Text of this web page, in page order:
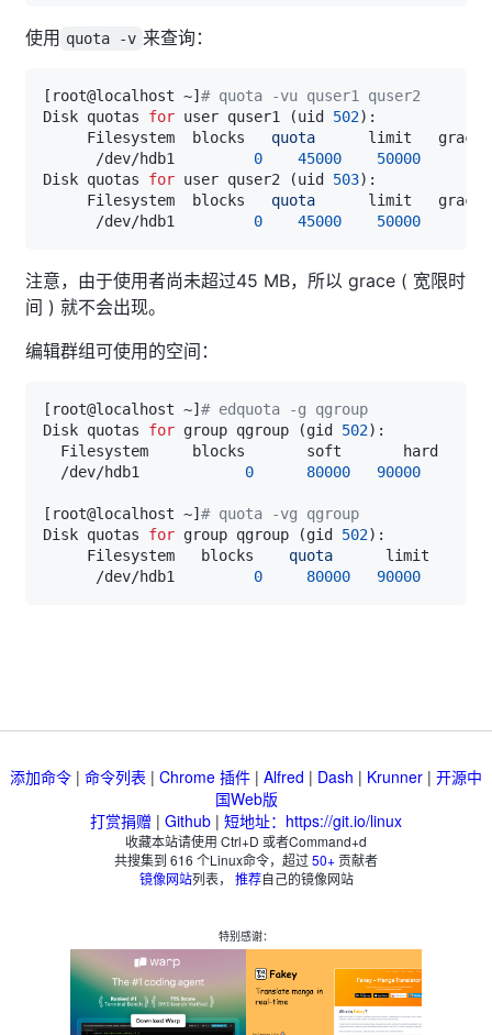
使用 quota -v 来查询：
[ root@localhost ~] # quota -vu quser1 quser2
Disk quotas for user quser1 (uid 502)
     Filesystem  blocks
quota
limit
      /dev/hdb1
0 45000
50000
Disk quotas for user quser2 (uid 503)
     Filesystem  blocks
quota
limit
      /dev/hdb1
0 45000 50000
注意，由于使用者尚未超过45 MB，所以 grace ( 宽限时
间 ) 就不会出现。
编辑群组可使用的空间：
[ root@localhost ~] # edquota -g qgroup
Disk quotas for group qgroup (gid 502)
  /dev/hdb1
0 80000 90000
[ root@localhost ~] # quota -vg qgroup
Disk quotas for group qgroup (gid 502)
     Filesystem   blocks
quota
limit
      /dev/hdb1
0 80000 90000
添加命令 | 命令列表 | Chrome 插件 | Alfred | Dash | Krunner | 开源中
国Web版
打赏捐赠 | Github | 短地址：https://git.io/linux
收藏本站请使用 Ctrl+D 或者Command+d
共搜集到 616 个Linux命令，超过50+贡献者
镜像网站列表， 推荐自己的镜像网站
特别感谢：